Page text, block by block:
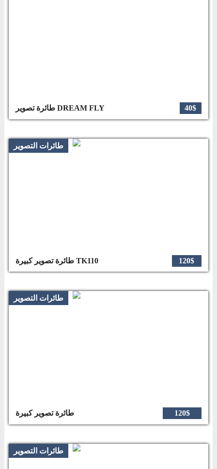
طائرة تصوير DREAM FLY 40$
طائرات التصوير
طائرة تصوير كبيرة TK110 120$
طائرات التصوير
طائرة تصوير كبيرة 120$
طائرات التصوير